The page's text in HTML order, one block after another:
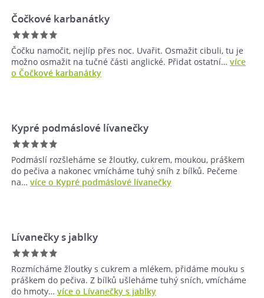
Čočkové karbanátky
Čočku namočit, nejlíp přes noc. Uvařit. Osmažit cibuli, tu je
možno osmažit na tučné části anglické. Přidat ostatní… více
o Čočkové karbanátky
Kypré podmáslové lívanečky
Podmáslí rozšleháme se žloutky, cukrem, moukou, práškem
do pečiva a nakonec vmícháme tuhý sníh z bílků. Pečeme
na… více o Kypré podmáslové lívanečky
Lívanečky s jablky
Rozmícháme žloutky s cukrem a mlékem, přidáme mouku s
práškem do pečiva. Z bílků ušleháme tuhý sních, vmícháme
do hmoty… více o Lívanečky s jablky